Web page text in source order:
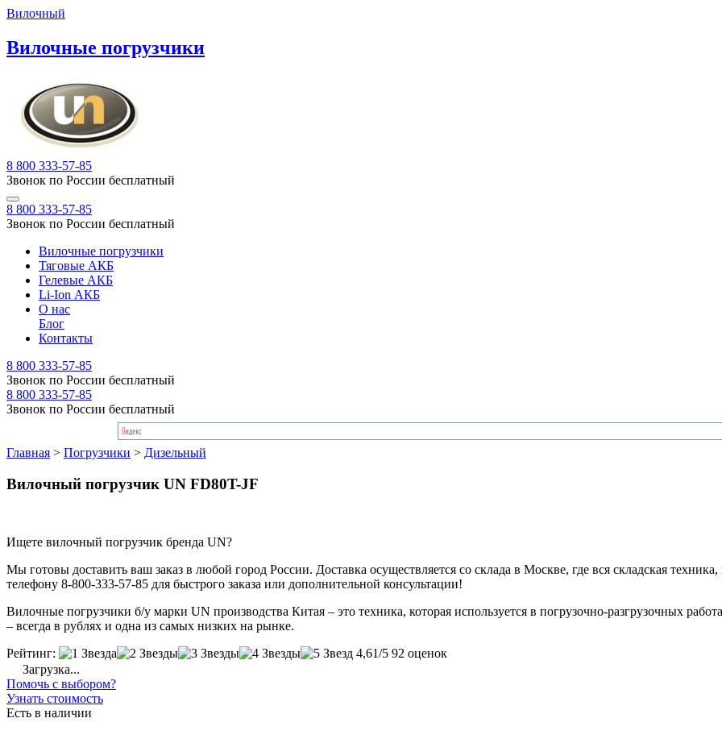
Вилочный
Вилочные погрузчики
8 800 333-57-85
Звонок по России бесплатный
8 800 333-57-85
Звонок по России бесплатный
Вилочные погрузчики
Тяговые АКБ
Гелевые АКБ
Li-Ion АКБ
О нас
Блог
Контакты
8 800 333-57-85
Звонок по России бесплатный
8 800 333-57-85
Звонок по России бесплатный
Главная > Погрузчики > Дизельный
Вилочный погрузчик UN FD80T-JF
Ищете вилочный погрузчик бренда UN?
Мы готовы доставить ваш заказ в любой город России. Доставка осуществляется со склада в Москве, где вся складская
телефону 8-800-333-57-85 для быстрого заказа или дополнительной консультации!
Вилочные погрузчики б/у марки UN производства Китая – это техника, которая используется в погрузочно-разгрузочных
– всегда в рублях и одна из самых низких на рынке.
Рейтинг:
4,61/5 92 оценок
Загрузка...
Помочь с выбором?
Узнать стоимость
Есть в наличии